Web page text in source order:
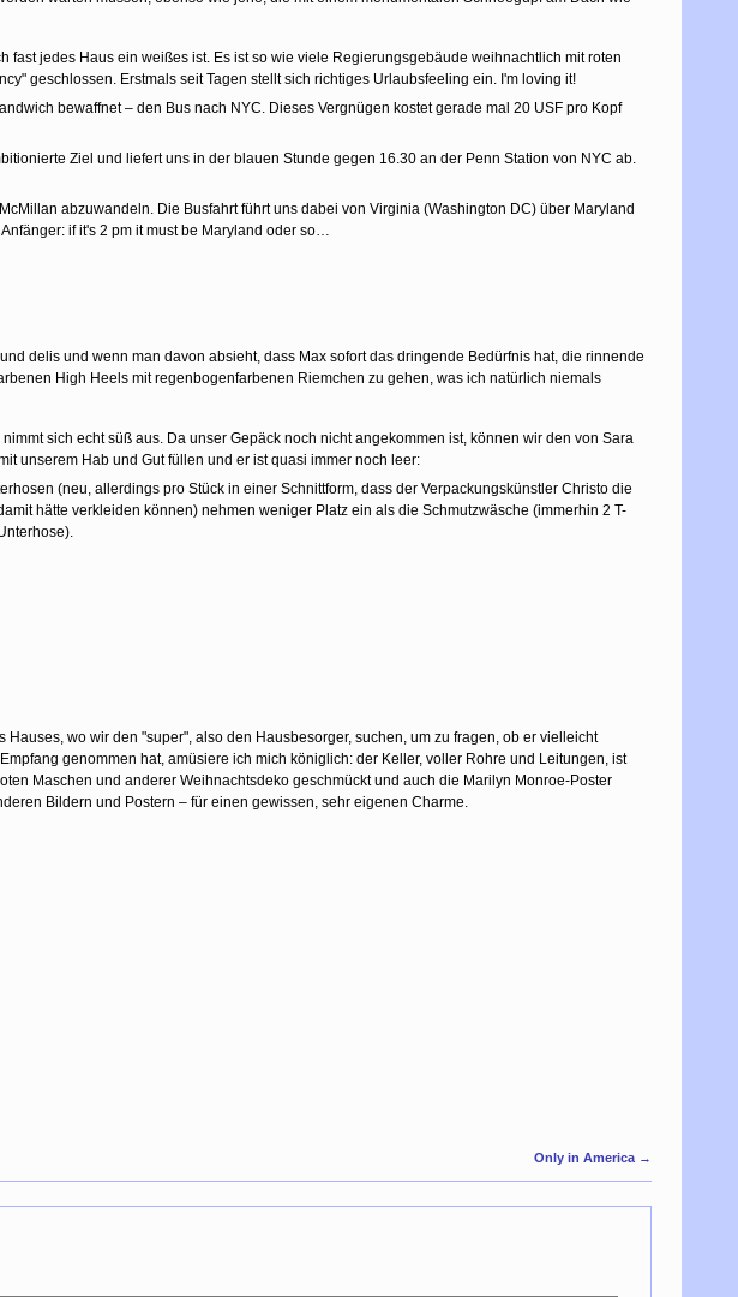
jedes Haus ein weißes ist. Es ist so wie viele Regierungsgebäude weihnachtlich mit roten
geschlossen. Erstmals seit Tagen stellt sich richtiges Urlaubsfeeling ein. I'm loving it!
bewaffnet – den Bus nach NYC. Dieses Vergnügen kostet gerade mal 20 USF pro Kopf
Ziel und liefert uns in der blauen Stunde gegen 16.30 an der Penn Station von NYC ab.
abzuwandeln. Die Busfahrt führt uns dabei von Virginia (Washington DC) über Maryland
if it's 2 pm it must be Maryland oder so…
delis und wenn man davon absieht, dass Max sofort das dringende Bedürfnis hat, die rinnende
High Heels mit regenbogenfarbenen Riemchen zu gehen, was ich natürlich niemals
sich echt süß aus. Da unser Gepäck noch nicht angekommen ist, können wir den von Sara
unserem Hab und Gut füllen und er ist quasi immer noch leer:
(neu, allerdings pro Stück in einer Schnittform, dass der Verpackungskünstler Christo die
hätte verkleiden können) nehmen weniger Platz ein als die Schmutzwäsche (immerhin 2 T-
Hauses, wo wir den "super", also den Hausbesorger, suchen, um zu fragen, ob er vielleicht
genommen hat, amüsiere ich mich königlich: der Keller, voller Rohre und Leitungen, ist
Maschen und anderer Weihnachtsdeko geschmückt und auch die Marilyn Monroe-Poster
Bildern und Postern – für einen gewissen, sehr eigenen Charme.
Only in America →